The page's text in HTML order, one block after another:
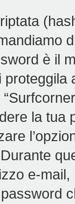
è il
la tua
e-